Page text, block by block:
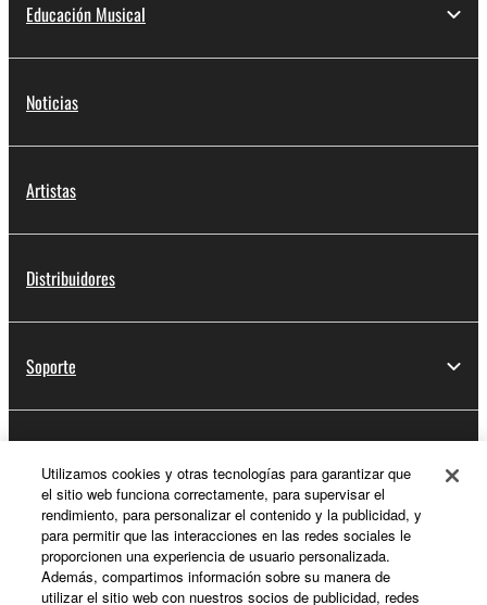
Educación Musical
Noticias
Artistas
Distribuidores
Soporte
Acerca de Yamaha
Utilizamos cookies y otras tecnologías para garantizar que
el sitio web funciona correctamente, para supervisar el
rendimiento, para personalizar el contenido y la publicidad, y
para permitir que las interacciones en las redes sociales le
proporcionen una experiencia de usuario personalizada.
Además, compartimos información sobre su manera de
utilizar el sitio web con nuestros socios de publicidad, redes